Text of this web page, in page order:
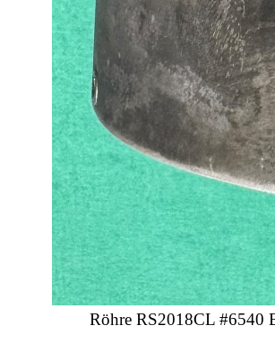
Röhre RS2018CL #6540